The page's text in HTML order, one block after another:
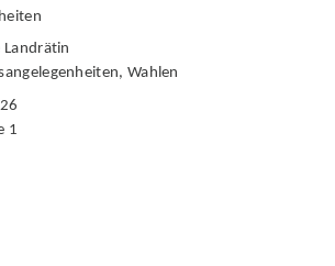
Landrätin
Wahlen
1